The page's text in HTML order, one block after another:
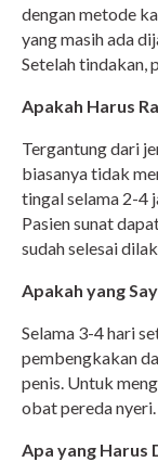
dengan metode
yang masih ada
Setelah tindakan,
Apakah Harus
Tergantung dari
biasanya tidak
tingal selama 2-4
Pasien sunat
sudah selesai
Apakah yang
Selama 3-4 hari
pembengkakan
penis. Untuk
obat pereda nyeri.
Apa yang Harus